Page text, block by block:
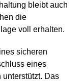
bleibt auch
die
voll erhalten.
sicheren
eines
unterstützt. Das